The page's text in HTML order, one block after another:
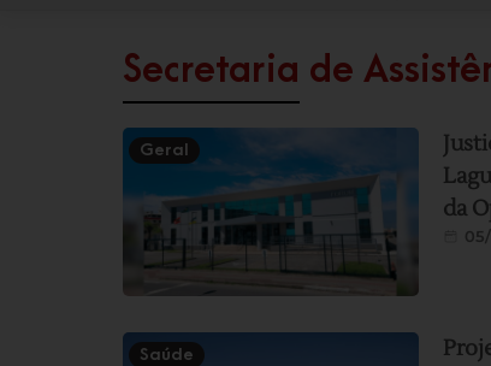
Secretaria de
Geral
da
Saúde